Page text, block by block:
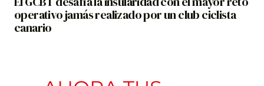
operativo jamás realizado por un club ciclista
canario